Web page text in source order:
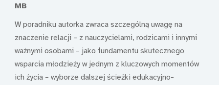
MB
W poradniku autorka zwraca szczególną uwagę na
znaczenie relacji – z nauczycielami, rodzicami i innymi
ważnymi osobami – jako fundamentu skutecznego
wsparcia młodzieży w jednym z kluczowych momentów
ich życia – wyborze dalszej ścieżki edukacyjno-